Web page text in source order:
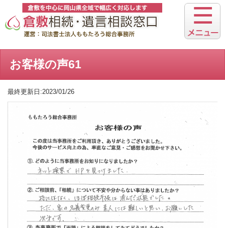
お客様の声61
最終更新日:2023/01/26